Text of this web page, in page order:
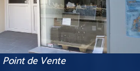
Point de Vente